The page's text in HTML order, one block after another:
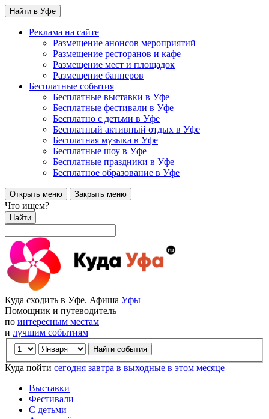
Найти в Уфе
Реклама на сайте
Размещение анонсов мероприятий
Размещение ресторанов и кафе
Размещение мест и площадок
Размещение баннеров
Бесплатные события
Бесплатные выставки в Уфе
Бесплатные фестивали в Уфе
Бесплатно с детьми в Уфе
Бесплатный активный отдых в Уфе
Бесплатная музыка в Уфе
Бесплатные шоу в Уфе
Бесплатные праздники в Уфе
Бесплатное образование в Уфе
Открыть меню Закрыть меню
Что ищем?
Найти
Куда сходить в Уфе. Афиша Уфы
Помощник и путеводитель
по интересным местам
и лучшим событиям
Куда пойти сегодня завтра в выходные в этом месяце
Выставки
Фестивали
С детьми